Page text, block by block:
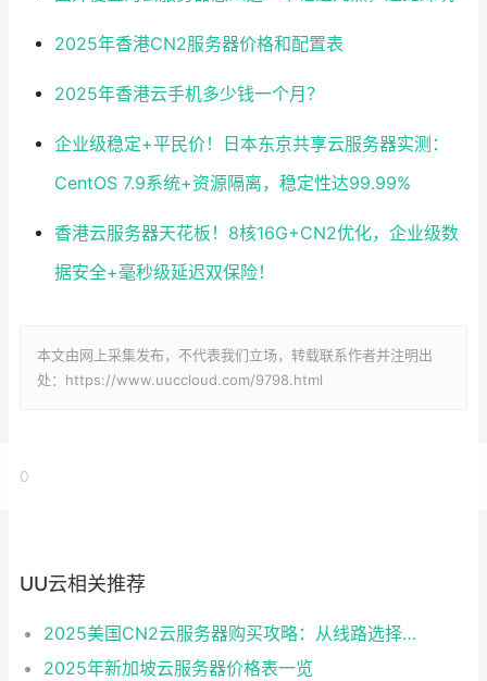
2025年香港CN2服务器价格和配置表
2025年香港云手机多少钱一个月？
企业级稳定+平民价！日本东京共享云服务器实测：
CentOS 7.9系统+资源隔离，稳定性达99.99%
香港云服务器天花板！8核16G+CN2优化，企业级数
据安全+毫秒级延迟双保险！
本文由网上采集发布，不代表我们立场，转载联系作者并注明出
处：https://www.uuccloud.com/9798.html
0
UU云相关推荐
2025美国CN2云服务器购买攻略：从线路选择到实操最全指南
2025年新加坡云服务器价格表一览